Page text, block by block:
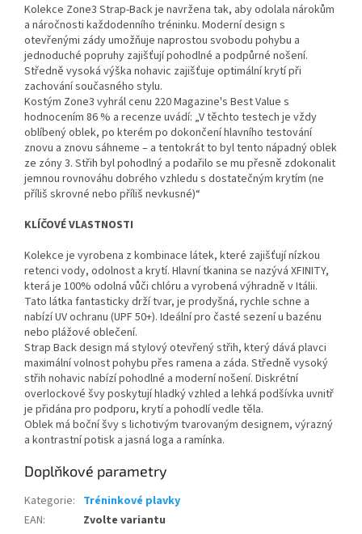
Kolekce Zone3 Strap-Back je navržena tak, aby odolala nárokům
a náročnosti každodenního tréninku. Moderní design s
otevřenými zády umožňuje naprostou svobodu pohybu a
jednoduché popruhy zajišťují pohodlné a podpůrné nošení.
Středně vysoká výška nohavic zajišťuje optimální krytí při
zachování současného stylu.
Kostým Zone3 vyhrál cenu 220 Magazine's Best Value s
hodnocením 86 % a recenze uvádí: „V těchto testech je vždy
oblíbený oblek, po kterém po dokončení hlavního testování
znovu a znovu sáhneme – a tentokrát to byl tento nápadný oblek
ze zóny 3. Střih byl pohodlný a podařilo se mu přesně zdokonalit
jemnou rovnováhu dobrého vzhledu s dostatečným krytím (ne
příliš skrovné nebo příliš nevkusné)“
KLÍČOVÉ VLASTNOSTI
Kolekce je vyrobena z kombinace látek, které zajišťují nízkou
retenci vody, odolnost a krytí. Hlavní tkanina se nazývá XFINITY,
která je 100% odolná vůči chlóru a vyrobená výhradně v Itálii.
Tato látka fantasticky drží tvar, je prodyšná, rychle schne a
nabízí UV ochranu (UPF 50+). Ideální pro časté sezení u bazénu
nebo plážové oblečení.
Strap Back design má stylový otevřený střih, který dává plavci
maximální volnost pohybu přes ramena a záda. Středně vysoký
střih nohavic nabízí pohodlné a moderní nošení. Diskrétní
overlockové švy poskytují hladký vzhled a lehká podšívka uvnitř
je přidána pro podporu, krytí a pohodlí vedle těla.
Oblek má boční švy s lichotivým tvarovaným designem, výrazný
a kontrastní potisk a jasná loga a ramínka.
Doplňkové parametry
Kategorie: Tréninkové plavky
EAN: Zvolte variantu
Powered by chaterimo